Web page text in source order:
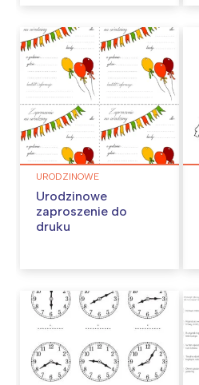
URODZINOWE
Urodzinowe
zaproszenie do
druku